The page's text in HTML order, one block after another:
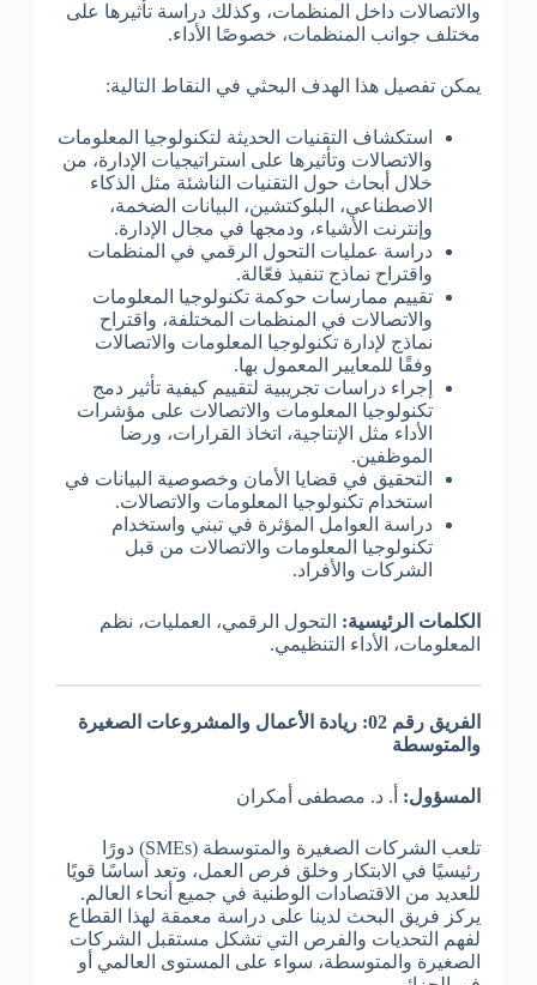
والاتصالات داخل المنظمات، وكذلك دراسة تأثيرها على
مختلف جوانب المنظمات، خصوصًا الأداء.
يمكن تفصيل هذا الهدف البحثي في النقاط التالية:
استكشاف التقنيات الحديثة لتكنولوجيا المعلومات
والاتصالات وتأثيرها على استراتيجيات الإدارة، من
خلال أبحاث حول التقنيات الناشئة مثل الذكاء
الاصطناعي، البلوكتشين، البيانات الضخمة،
وإنترنت الأشياء، ودمجها في مجال الإدارة.
دراسة عمليات التحول الرقمي في المنظمات
واقتراح نماذج تنفيذ فعّالة.
تقييم ممارسات حوكمة تكنولوجيا المعلومات
والاتصالات في المنظمات المختلفة، واقتراح
نماذج لإدارة تكنولوجيا المعلومات والاتصالات
وفقًا للمعايير المعمول بها.
إجراء دراسات تجريبية لتقييم كيفية تأثير دمج
تكنولوجيا المعلومات والاتصالات على مؤشرات
الأداء مثل الإنتاجية، اتخاذ القرارات، ورضا
الموظفين.
التحقيق في قضايا الأمان وخصوصية البيانات في
استخدام تكنولوجيا المعلومات والاتصالات.
دراسة العوامل المؤثرة في تبني واستخدام
تكنولوجيا المعلومات والاتصالات من قبل
الشركات والأفراد.
الكلمات الرئيسية: التحول الرقمي، العمليات، نظم
المعلومات، الأداء التنظيمي.
الفريق رقم 02: ريادة الأعمال والمشروعات الصغيرة
والمتوسطة
المسؤول: أ. د. مصطفى أمكران
تلعب الشركات الصغيرة والمتوسطة (SMEs) دورًا
رئيسيًا في الابتكار وخلق فرص العمل، وتعد أساسًا قويًا
للعديد من الاقتصادات الوطنية في جميع أنحاء العالم.
يركز فريق البحث لدينا على دراسة معمقة لهذا القطاع
لفهم التحديات والفرص التي تشكل مستقبل الشركات
الصغيرة والمتوسطة، سواء على المستوى العالمي أو